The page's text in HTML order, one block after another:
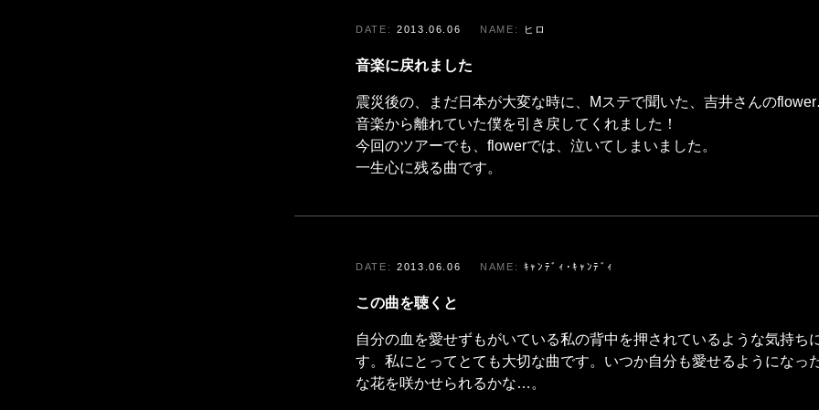
2013.06.06 ヒロ
音楽に戻れました
震災後の、まだ日本が大変な時に、Mステで聞いた、吉井さんの
音楽から離れていた僕を引き戻してくれました！
今回のツアーでも、flowerでは、泣いてしまいました。
一生心に残る曲です。
2013.06.06 ｷｬﾝﾃﾞｨ･ｷｬﾝﾃﾞｨ
この曲を聴くと
自分の血を愛せずもがいている私の背中を押されているような気持ち
す。私にとってとても大切な曲です。いつか自分も愛せるようになっ
な花を咲かせられるかな…。